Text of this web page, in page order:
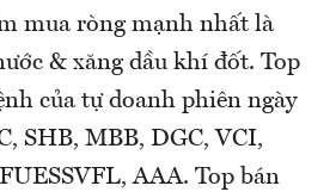
mua ròng mạnh nhất là
& xăng dầu khí đốt. Top
của tự doanh phiên ngày
SHB, MBB, DGC, VCI,
AAA. Top bán